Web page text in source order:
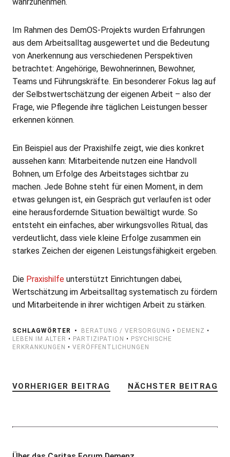
Im Rahmen des DemOS-Projekts wurden Erfahrungen
aus dem Arbeitsalltag ausgewertet und die Bedeutung
von Anerkennung aus verschiedenen Perspektiven
betrachtet: Angehörige, Bewohnerinnen, Bewohner,
Teams und Führungskräfte. Ein besonderer Fokus lag auf
der Selbstwertschätzung der eigenen Arbeit – also der
Frage, wie Pflegende ihre täglichen Leistungen besser
erkennen können.
Ein Beispiel aus der Praxishilfe zeigt, wie dies konkret
aussehen kann: Mitarbeitende nutzen eine Handvoll
Bohnen, um Erfolge des Arbeitstages sichtbar zu
machen. Jede Bohne steht für einen Moment, in dem
etwas gelungen ist, ein Gespräch gut verlaufen ist oder
eine herausfordernde Situation bewältigt wurde. So
entsteht ein einfaches, aber wirkungsvolles Ritual, das
verdeutlicht, dass viele kleine Erfolge zusammen ein
starkes Zeichen der eigenen Leistungsfähigkeit ergeben.
Die Praxishilfe unterstützt Einrichtungen dabei,
Wertschätzung im Arbeitsalltag systematisch zu fördern
und Mitarbeitende in ihrer wichtigen Arbeit zu stärken.
SCHLAGWÖRTER BERATUNG / VERSORGUNG • DEMENZ •
LEBEN IM ALTER • PARTIZIPATION • PSYCHISCHE
ERKRANKUNGEN • VERÖFFENTLICHUNGEN
VORHERIGER BEITRAG NÄCHSTER BEITRAG